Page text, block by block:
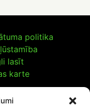
politika
lasīt
karte